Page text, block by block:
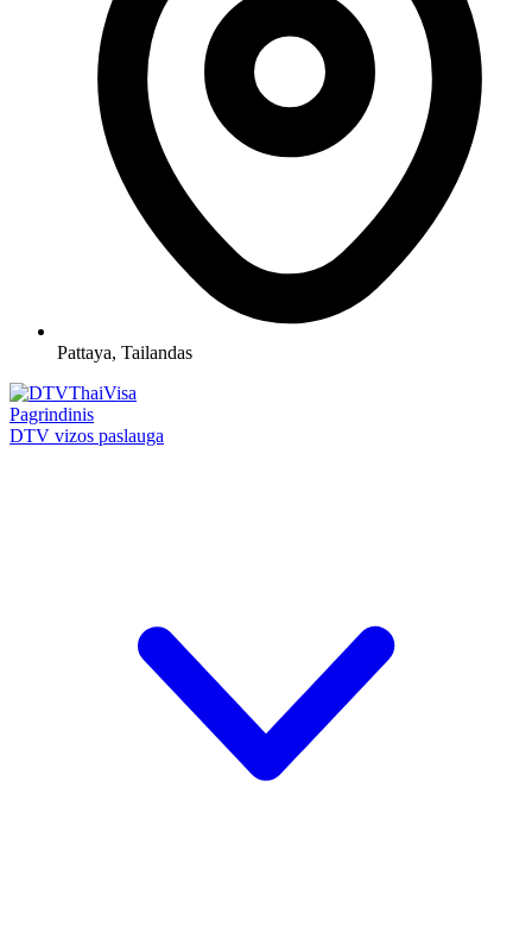
Pattaya, Tailandas
Pagrindinis
DTV vizos paslauga